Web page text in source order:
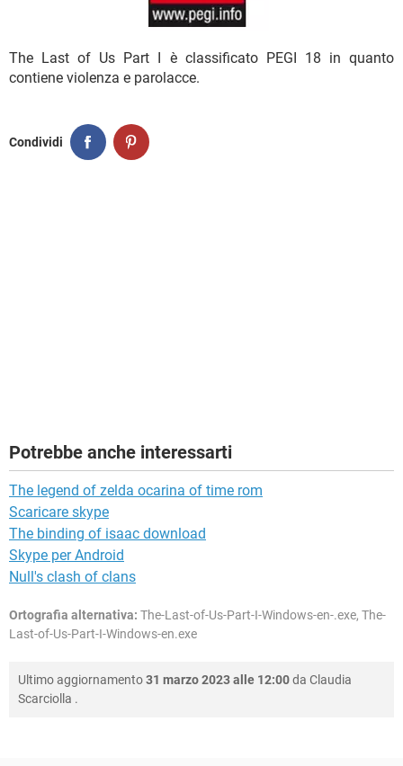
The Last of Us Part I è classificato PEGI 18 in quanto
contiene violenza e parolacce.
Condividi
Potrebbe anche interessarti
The legend of zelda ocarina of time rom
Scaricare skype
The binding of isaac download
Skype per Android
Null's clash of clans
Ortografia alternativa: The-Last-of-Us-Part-I-Windows-en-.exe, The-
Last-of-Us-Part-I-Windows-en.exe
Ultimo aggiornamento31 marzo 2023 alle 12:00da Claudia
Scarciolla .